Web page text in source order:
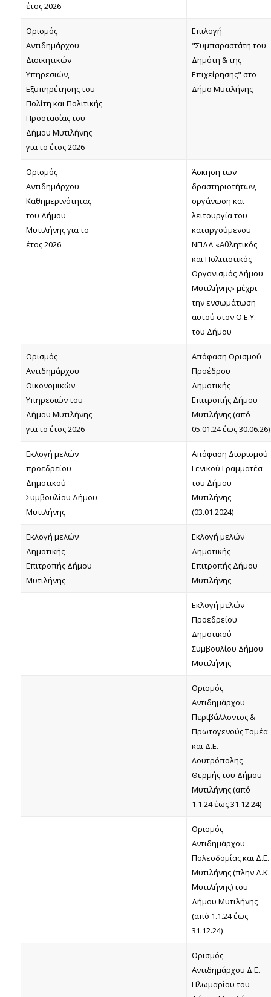
έτος 2026
Ορισμός
Αντιδημάρχου
Διοικητικών
Υπηρεσιών,
Εξυπηρέτησης του
Πολίτη και Πολιτικής
Προστασίας του
Δήμου Μυτιλήνης
για το έτος 2026
Επιλογή
"Συμπαραστάτη του
Δημότη & της
Επιχείρησης" στο
Δήμο Μυτιλήνης
Ορισμός
Αντιδημάρχου
Καθημερινότητας
του Δήμου
Μυτιλήνης για το
έτος 2026
Άσκηση των
δραστηριοτήτων,
οργάνωση και
λειτουργία του
καταργούμενου
ΝΠΔΔ «Αθλητικός
και Πολιτιστικός
Οργανισμός Δήμου
Μυτιλήνης» μέχρι
την ενσωμάτωση
αυτού στον Ο.Ε.Υ.
του Δήμου
Ορισμός
Αντιδημάρχου
Οικονομικών
Υπηρεσιών του
Δήμου Μυτιλήνης
για το έτος 2026
Απόφαση Ορισμού
Προέδρου
Δημοτικής
Επιτροπής Δήμου
Μυτιλήνης (από
05.01.24 έως 30.06.26)
Εκλογή μελών
προεδρείου
Δημοτικού
Συμβουλίου Δήμου
Μυτιλήνης
Απόφαση Διορισμού
Γενικού Γραμματέα
του Δήμου
Μυτιλήνης
(03.01.2024)
Εκλογή μελών
Δημοτικής
Επιτροπής Δήμου
Μυτιλήνης
Εκλογή μελών
Δημοτικής
Επιτροπής Δήμου
Μυτιλήνης
Εκλογή μελών
Προεδρείου
Δημοτικού
Συμβουλίου Δήμου
Μυτιλήνης
Ορισμός
Αντιδημάρχου
Περιβάλλοντος &
Πρωτογενούς Τομέα
και Δ.Ε.
Λουτρόπολης
Θερμής του Δήμου
Μυτιλήνης (από
1.1.24 έως 31.12.24)
Ορισμός
Αντιδημάρχου
Πολεοδομίας και Δ.Ε.
Μυτιλήνης (πλην Δ.Κ.
Μυτιλήνης) του
Δήμου Μυτιλήνης
(από 1.1.24 έως
31.12.24)
Ορισμός
Αντιδημάρχου Δ.Ε.
Πλωμαρίου του